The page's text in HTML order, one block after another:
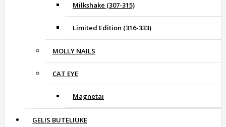
Milkshake (307-315)
Limited Edition (316-333)
MOLLY NAILS
CAT EYE
Magnetai
GELIS BUTELIUKE